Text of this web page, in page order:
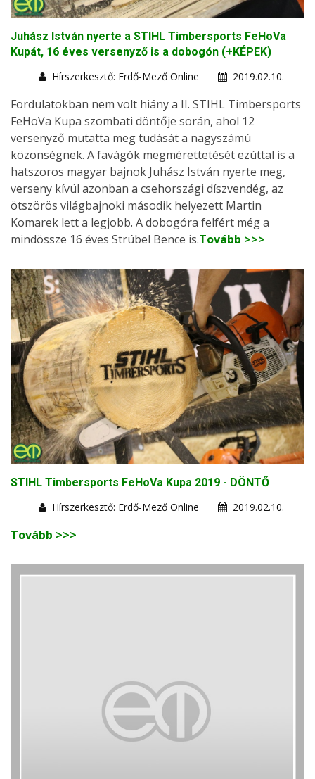
Juhász István nyerte a STIHL Timbersports FeHoVa
Kupát, 16 éves versenyző is a dobogón (+KÉPEK)
Hírszerkesztő: Erdő-Mező Online
2019.02.10.
Fordulatokban nem volt hiány a II. STIHL Timbersports
FeHoVa Kupa szombati döntője során, ahol 12
versenyző mutatta meg tudását a nagyszámú
közönségnek. A favágók megmérettetését ezúttal is a
hatszoros magyar bajnok Juhász István nyerte meg,
verseny kívül azonban a csehországi díszvendég, az
ötszörös világbajnoki második helyezett Martin
Komarek lett a legjobb. A dobogóra felfért még a
mindössze 16 éves Strúbel Bence is.Tovább >>>
STIHL Timbersports FeHoVa Kupa 2019 - DÖNTŐ
Hírszerkesztő: Erdő-Mező Online
2019.02.10.
Tovább >>>